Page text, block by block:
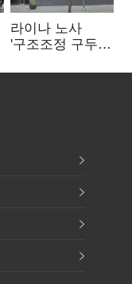
라이나 노사
'구조조정 구두